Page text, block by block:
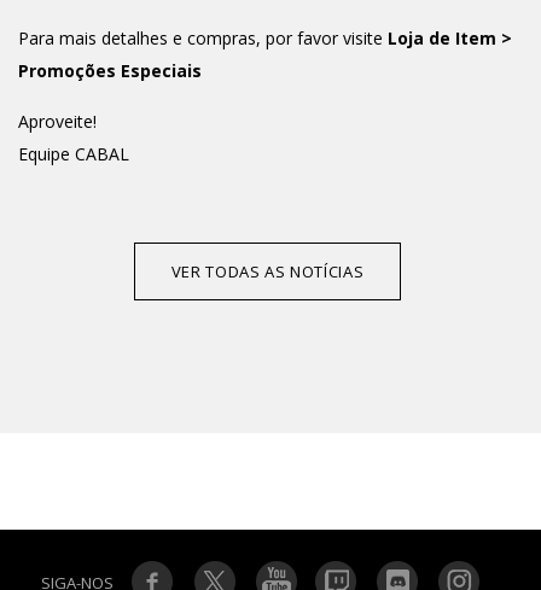
Para mais detalhes e compras, por favor visite Loja de Item >
Promoções Especiais
Aproveite!
Equipe CABAL
VER TODAS AS NOTÍCIAS
SIGA-NOS